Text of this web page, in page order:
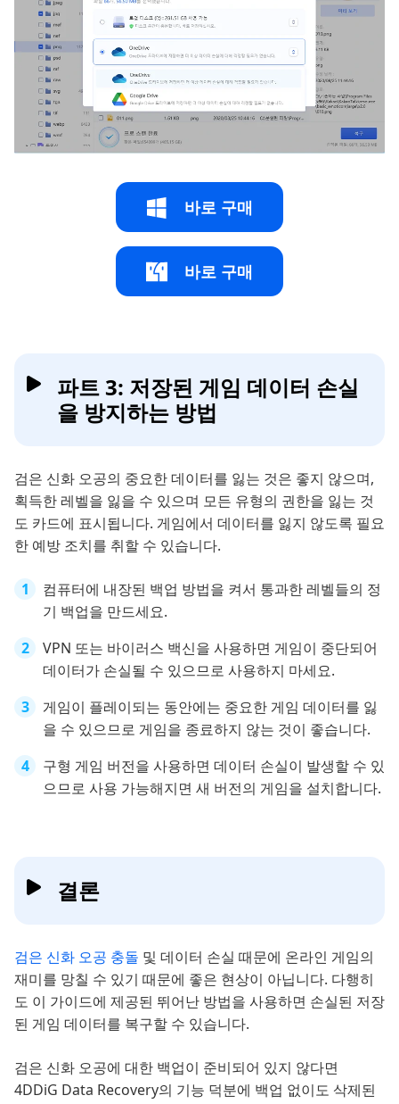
바로 구매
바로 구매
파트 3: 저장된 게임 데이터 손실
을 방지하는 방법
검은 신화 오공의 중요한 데이터를 잃는 것은 좋지 않으며,
획득한 레벨을 잃을 수 있으며 모든 유형의 권한을 잃는 것
도 카드에 표시됩니다. 게임에서 데이터를 잃지 않도록 필요
한 예방 조치를 취할 수 있습니다.
컴퓨터에 내장된 백업 방법을 켜서 통과한 레벨들의 정
기 백업을 만드세요.
VPN 또는 바이러스 백신을 사용하면 게임이 중단되어
데이터가 손실될 수 있으므로 사용하지 마세요.
게임이 플레이되는 동안에는 중요한 게임 데이터를 잃
을 수 있으므로 게임을 종료하지 않는 것이 좋습니다.
구형 게임 버전을 사용하면 데이터 손실이 발생할 수 있
으므로 사용 가능해지면 새 버전의 게임을 설치합니다.
결론
검은 신화 오공 충돌 및 데이터 손실 때문에 온라인 게임의
재미를 망칠 수 있기 때문에 좋은 현상이 아닙니다. 다행히
도 이 가이드에 제공된 뛰어난 방법을 사용하면 손실된 저장
된 게임 데이터를 복구할 수 있습니다.
검은 신화 오공에 대한 백업이 준비되어 있지 않다면
4DDiG Data Recovery의 기능 덕분에 백업 없이도 삭제된